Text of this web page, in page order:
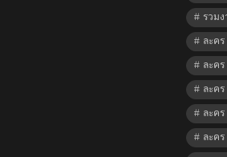
รวม
ละคร
ละค
ละค
ละค
ละคร